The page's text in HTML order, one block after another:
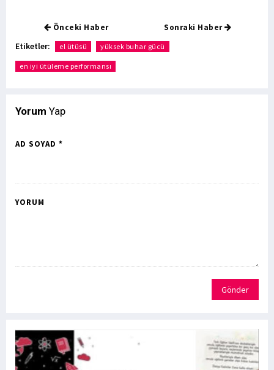
Önceki Haber Sonraki Haber
Etiketler: el ütüsü yüksek buhar gücü
en iyi ütüleme performansı
Yorum Yap
AD SOYAD *
YORUM
Gönder